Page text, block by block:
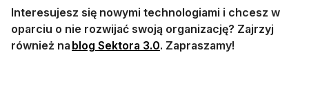
Interesujesz się nowymi technologiami i chcesz w
oparciu o nie rozwijać swoją organizację? Zajrzyj
również na blog Sektora 3.0otwiera się w nowej karcie
. Zapraszamy!